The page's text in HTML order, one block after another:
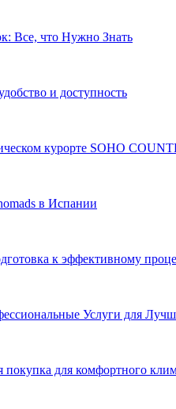
Все, что Нужно Знать
и доступность
курорте SOHO
в Испании
к эффективному
Услуги для
для комфортного